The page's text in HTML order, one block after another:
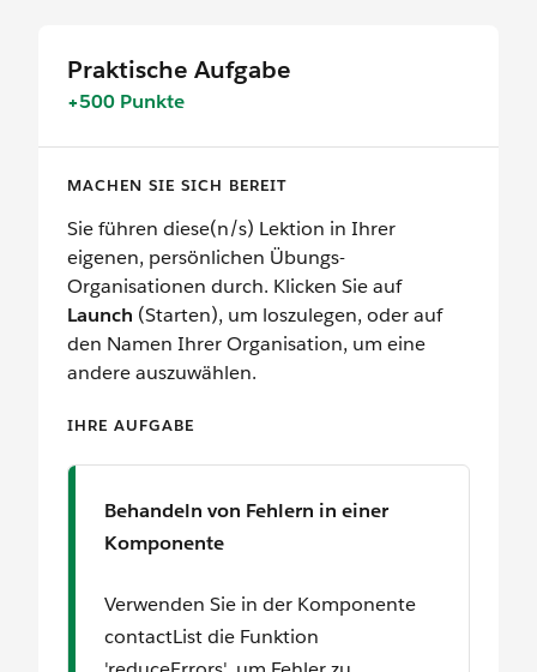
Praktische Aufgabe
+500 Punkte
MACHEN SIE SICH BEREIT
Sie führen diese(n/s) Lektion in Ihrer
eigenen, persönlichen Übungs-
Organisationen durch. Klicken Sie auf
Launch (Starten), um loszulegen, oder auf
den Namen Ihrer Organisation, um eine
andere auszuwählen.
IHRE AUFGABE
Behandeln von Fehlern in einer
Komponente
Verwenden Sie in der Komponente
contactList die Funktion